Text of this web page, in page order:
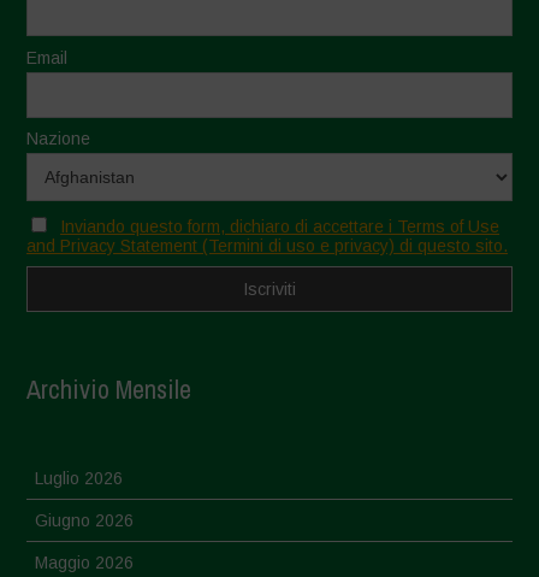
Email
Nazione
Inviando questo form, dichiaro di accettare i Terms of Use
and Privacy Statement (Termini di uso e privacy) di questo sito.
Archivio Mensile
Luglio 2026
Giugno 2026
Maggio 2026